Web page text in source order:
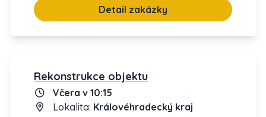
Detail zakázky
Rekonstrukce objektu
Včera v 10:15
Lokalita: Královéhradecký kraj